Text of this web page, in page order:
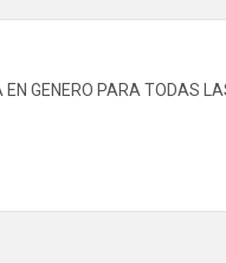
GENERO PARA TODAS